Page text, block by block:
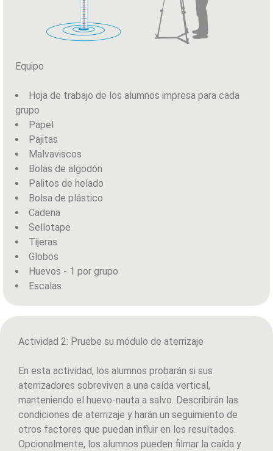
Equipo
Hoja de trabajo de los alumnos impresa para cada
grupo
Papel
Pajitas
Malvaviscos
Bolas de algodón
Palitos de helado
Bolsa de plástico
Cadena
Sellotape
Tijeras
Globos
Huevos - 1 por grupo
Escalas
Actividad 2: Pruebe su módulo de aterrizaje
En esta actividad, los alumnos probarán si sus
aterrizadores sobreviven a una caída vertical,
manteniendo el huevo-nauta a salvo. Describirán las
condiciones de aterrizaje y harán un seguimiento de
otros factores que puedan influir en los resultados.
Opcionalmente, los alumnos pueden filmar la caída y